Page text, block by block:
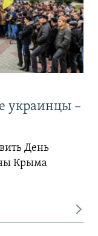
украинцы –
День
Крыма